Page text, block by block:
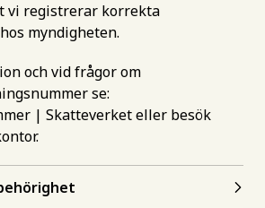
vi registrerar korrekta
myndigheten.
och vid frågor om
se:
| Skatteverketeller besök